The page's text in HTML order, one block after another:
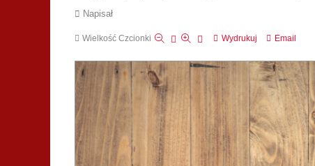
Napisał
Wielkość Czcionki Wydrukuj Email